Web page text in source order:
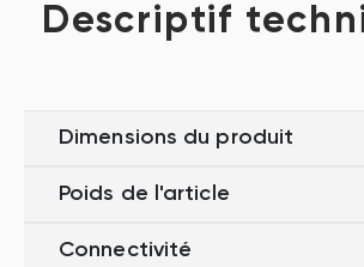
Descriptif
Dimensions du produit
Poids de l'article
Connectivité